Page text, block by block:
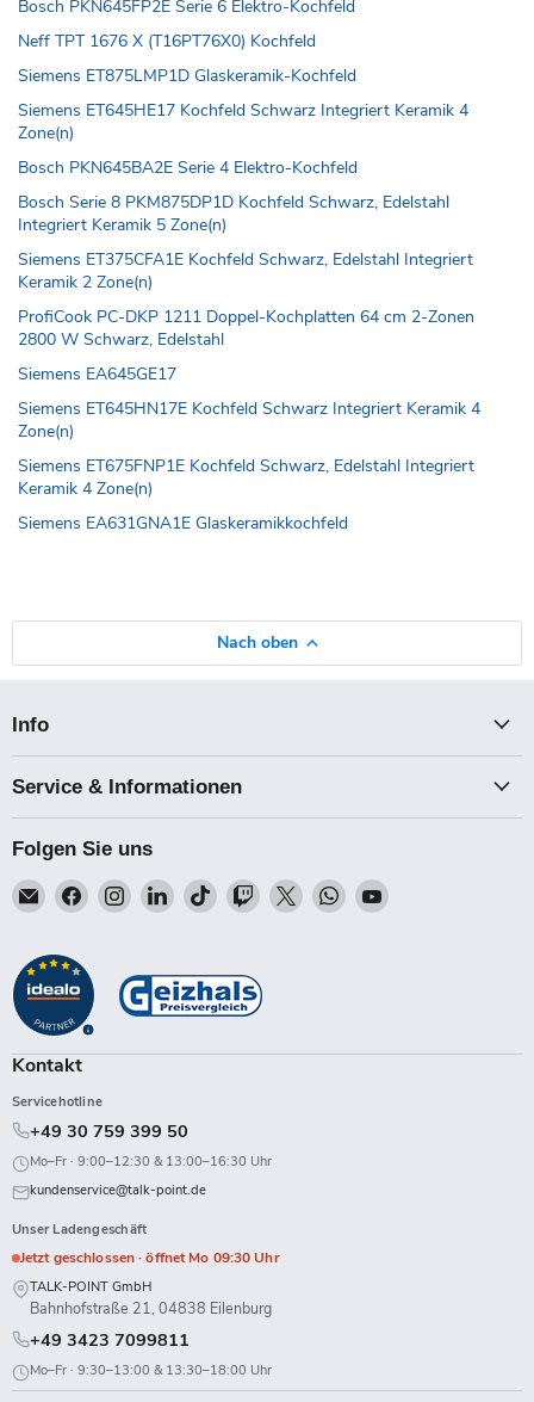
Bosch PKN645FP2E Serie 6 Elektro-Kochfeld
Neff TPT 1676 X (T16PT76X0) Kochfeld
Siemens ET875LMP1D Glaskeramik-Kochfeld
Siemens ET645HE17 Kochfeld Schwarz Integriert Keramik 4
Zone(n)
Bosch PKN645BA2E Serie 4 Elektro-Kochfeld
Bosch Serie 8 PKM875DP1D Kochfeld Schwarz, Edelstahl
Integriert Keramik 5 Zone(n)
Siemens ET375CFA1E Kochfeld Schwarz, Edelstahl Integriert
Keramik 2 Zone(n)
ProfiCook PC-DKP 1211 Doppel-Kochplatten 64 cm 2-Zonen
2800 W Schwarz, Edelstahl
Siemens EA645GE17
Siemens ET645HN17E Kochfeld Schwarz Integriert Keramik 4
Zone(n)
Siemens ET675FNP1E Kochfeld Schwarz, Edelstahl Integriert
Keramik 4 Zone(n)
Siemens EA631GNA1E Glaskeramikkochfeld
Nach oben
Info
Service & Informationen
Folgen Sie uns
Email
Talk-
Finden
Sie
auf
Facebook
Finden
Sie
auf
Instagram
Finden
Sie
auf
LinkedIn
Finden
Sie
auf
TikTok
Finden
Sie
Twitch
Finden
Sie
Finden
Sie
Finden
Kontakt
Servicehotline
+49 30 759 399 50
Mo–Fr · 9:00–12:30 & 13:00–16:30 Uhr
kundenservice@talk-point.de
Unser Ladengeschäft
Jetzt geschlossen · öffnet Mo 09:30 Uhr
TALK-POINT GmbH
Bahnhofstraße 21, 04838 Eilenburg
+49 3423 7099811
Mo–Fr · 9:30–13:00 & 13:30–18:00 Uhr